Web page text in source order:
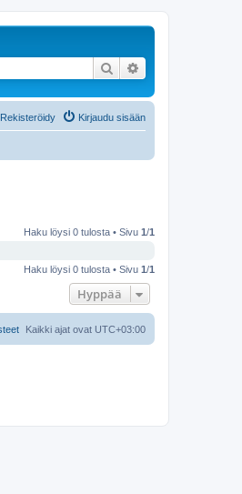
Etsi
Kirjaudu sisään
Rekisteröidy
Haku löysi 0 tulosta • Sivu 1/1
Haku löysi 0 tulosta • Sivu 1/1
Hyppää
Kaikki ajat ovat UTC+03:00